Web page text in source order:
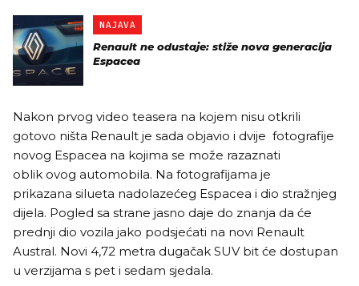
NAJAVA
Renault ne odustaje: stiže nova generacija
Espacea
Nakon prvog video teasera na kojem nisu otkrili
gotovo ništa Renault je sada objavio i dvije fotografije
novog Espacea na kojima se može razaznati
oblik ovog automobila. Na fotografijama je
prikazana silueta nadolazećeg Espacea i dio stražnjeg
dijela. Pogled sa strane jasno daje do znanja da će
prednji dio vozila jako podsjećati na novi Renault
Austral. Novi 4,72 metra dugačak SUV bit će dostupan
u verzijama s pet i sedam sjedala.